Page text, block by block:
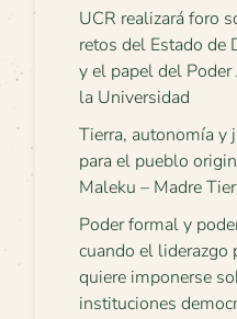
UCR realizará foro
retos del Estado de
y el papel del Poder
la Universidad
Tierra, autonomía y
para el pueblo
Maleku – Madre
Poder formal y
cuando el liderazgo
quiere imponerse
instituciones